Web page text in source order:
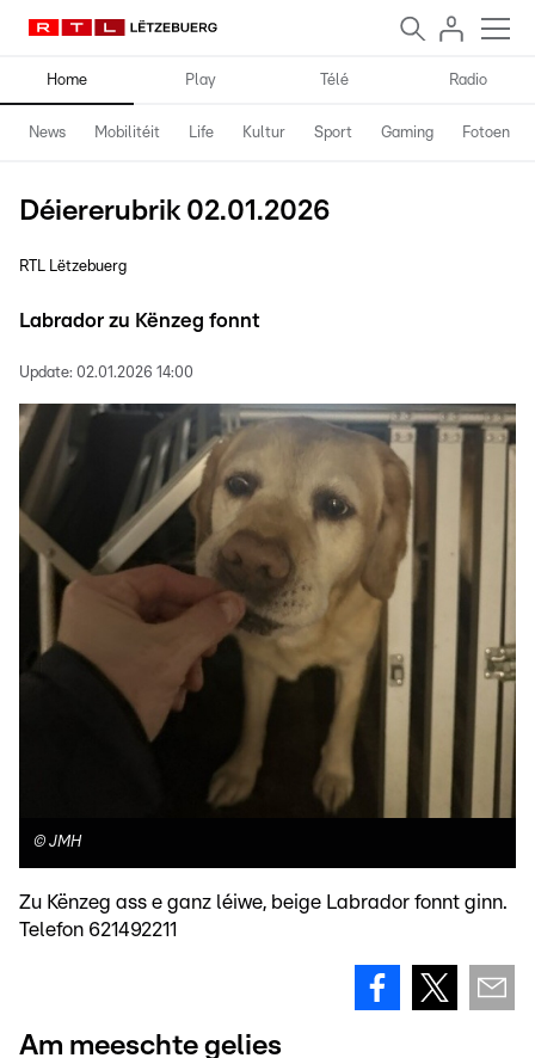
Home Play Télé Radio
News Mobilitéit Life Kultur Sport Gaming Fotoen
Déiererubrik 02.01.2026
RTL Lëtzebuerg
Labrador zu Kënzeg fonnt
Update: 02.01.2026 14:00
© JMH
Zu Kënzeg ass e ganz léiwe, beige Labrador fonnt ginn.
Telefon 621492211
Am meeschte gelies